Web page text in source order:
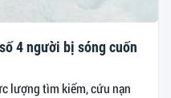
4 người bị sóng cuốn
lượng tìm kiếm, cứu nạn